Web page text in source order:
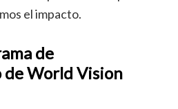
el impacto.
de
World Vision